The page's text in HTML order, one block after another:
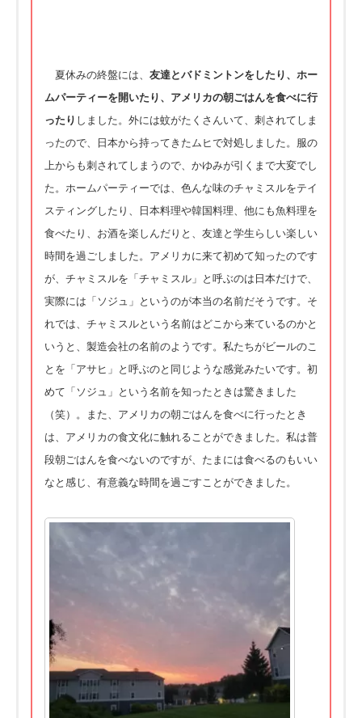
夏休みの終盤には、 友達とバドミントンをしたり、ホー
ムパーティーを開いたり、アメリカの朝ごはんを食べに行
ったり しました。外には蚊がたくさんいて、刺されてしま
ったので、日本から持ってきたムヒで対処しました。服の
上からも刺されてしまうので、かゆみが引くまで大変でし
た。ホームパーティーでは、色んな味のチャミスルをテイ
スティングしたり、日本料理や韓国料理、他にも魚料理を
食べたり、お酒を楽しんだりと、友達と学生らしい楽しい
時間を過ごしました。アメリカに来て初めて知ったのです
が、チャミスルを「チャミスル」と呼ぶのは日本だけで、
実際には「ソジュ」というのが本当の名前だそうです。そ
れでは、チャミスルという名前はどこから来ているのかと
いうと、製造会社の名前のようです。私たちがビールのこ
とを「アサヒ」と呼ぶのと同じような感覚みたいです。初
めて「ソジュ」という名前を知ったときは驚きました
（笑）。また、アメリカの朝ごはんを食べに行ったとき
は、アメリカの食文化に触れることができました。私は普
段朝ごはんを食べないのですが、たまには食べるのもいい
なと感じ、有意義な時間を過ごすことができました。